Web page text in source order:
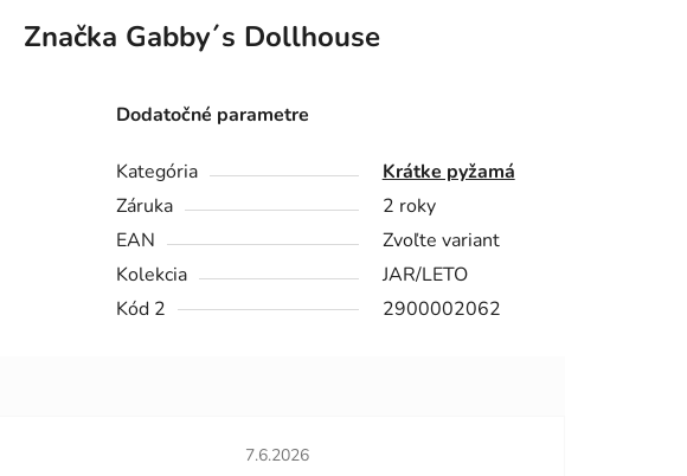
Značka Gabby´s Dollhouse
Dodatočné parametre
Kategória
Krátke pyžamá
Záruka
2 roky
EAN
Zvoľte variant
Kolekcia
JAR/LETO
Kód 2
2900002062
obchodu je 5 z 5 hviezdičiek.Hodnotenie obchodu je 5 z 5 hviezdičiek.
7.6.2026